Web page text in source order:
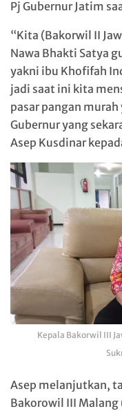
Pj Gubernur Jatim
“Kita (Bakorwil II
Nawa Bhakti Satya
yakni ibu Khofifah
jadi saat ini kita
pasar pangan
Gubernur yang
Asep Kusdinar
Kepala Bakorwil III
Asep melanjutkan,
Bakorowil III